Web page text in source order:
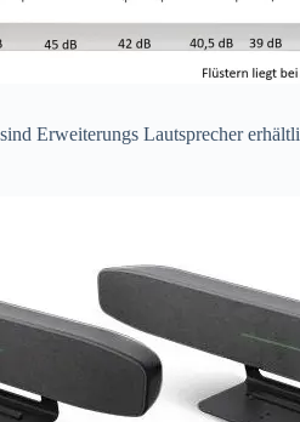
Erweiterungs Lautsprecher